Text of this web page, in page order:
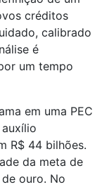
créditos
calibrado
é
um tempo
em uma PEC
R$ 44 bilhões.
da meta de
ouro. No